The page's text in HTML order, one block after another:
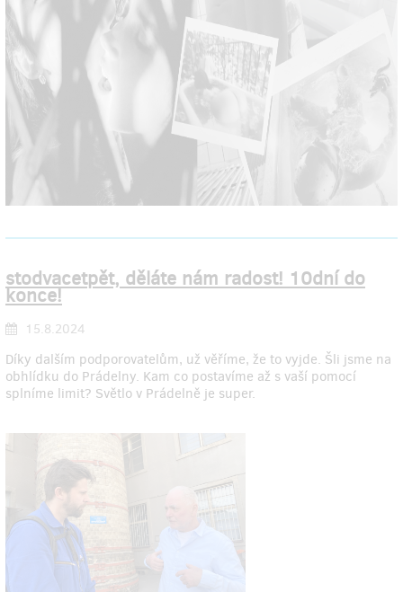
stodvacetpět, děláte nám radost! 10dní do
konce!
15.8.2024
Díky dalším podporovatelům, už věříme, že to vyjde. Šli jsme na
obhlídku do Prádelny. Kam co postavíme až s vaší pomocí
splníme limit? Světlo v Prádelně je super.